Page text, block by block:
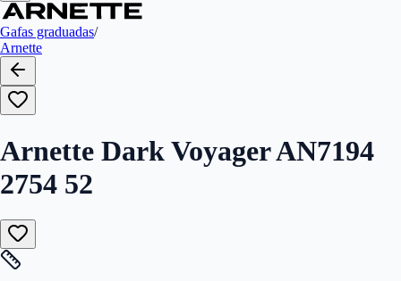
Calibres:7895653285521,888392585066
Gafas graduadas/
Arnette
Arnette Dark Voyager AN7194
2754 52